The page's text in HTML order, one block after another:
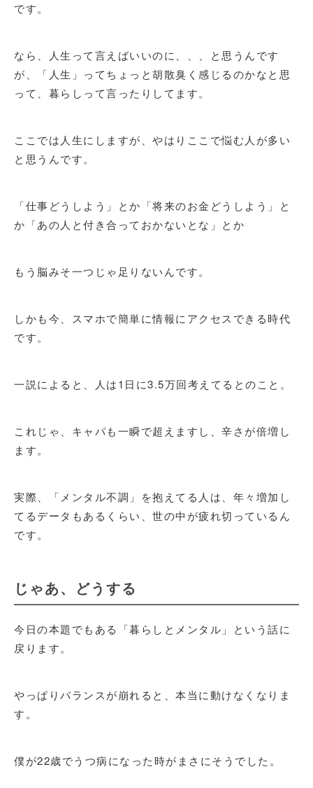
です。
なら、人生って言えばいいのに、、、と思うんです
が、「人生」ってちょっと胡散臭く感じるのかなと思
って、暮らしって言ったりしてます。
ここでは人生にしますが、やはりここで悩む人が多い
と思うんです。
「仕事どうしよう」とか「将来のお金どうしよう」と
か「あの人と付き合っておかないとな」とか
もう脳みそ一つじゃ足りないんです。
しかも今、スマホで簡単に情報にアクセスできる時代
です。
一説によると、人は1日に3.5万回考えてるとのこと。
これじゃ、キャパも一瞬で超えますし、辛さが倍増し
ます。
実際、「メンタル不調」を抱えてる人は、年々増加し
てるデータもあるくらい、世の中が疲れ切っているん
です。
じゃあ、どうする
今日の本題でもある「暮らしとメンタル」という話に
戻ります。
やっぱりバランスが崩れると、本当に動けなくなりま
す。
僕が22歳でうつ病になった時がまさにそうでした。